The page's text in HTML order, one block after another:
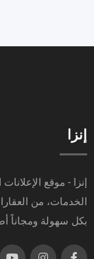
إنزا
إنزا - موقع
الخدمات، من
بكل سهولة ومجاناً